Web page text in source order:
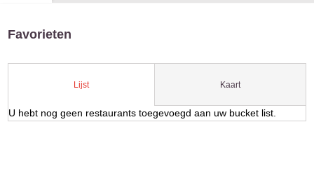
Favorieten
Lijst Kaart
U hebt nog geen restaurants toegevoegd aan uw bucket list.